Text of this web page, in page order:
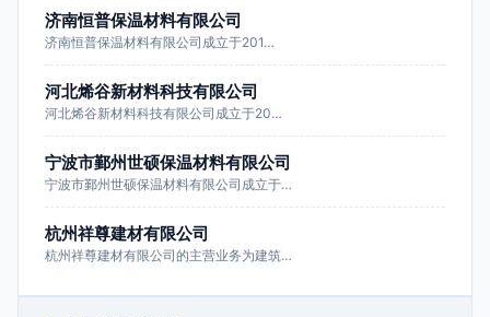
济南恒普保温材料有限公司
济南恒普保温材料有限公司成立于201…
河北烯谷新材料科技有限公司
河北烯谷新材料科技有限公司成立于20…
宁波市鄞州世硕保温材料有限公司
宁波市鄞州世硕保温材料有限公司成立于…
杭州祥尊建材有限公司
杭州祥尊建材有限公司的主营业务为建筑…